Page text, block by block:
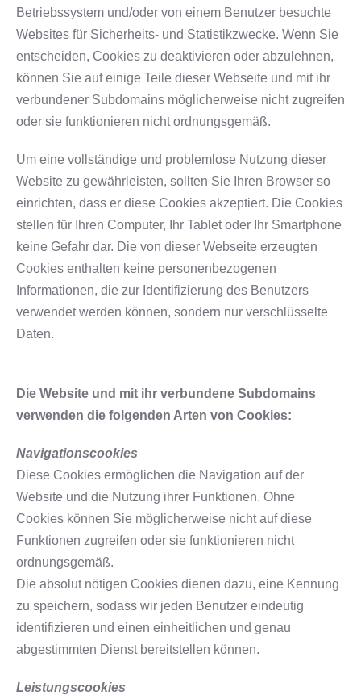
Betriebssystem und/oder von einem Benutzer besuchte
Websites für Sicherheits- und Statistikzwecke. Wenn Sie
entscheiden, Cookies zu deaktivieren oder abzulehnen,
können Sie auf einige Teile dieser Webseite und mit ihr
verbundener Subdomains möglicherweise nicht zugreifen
oder sie funktionieren nicht ordnungsgemäß.
Um eine vollständige und problemlose Nutzung dieser
Website zu gewährleisten, sollten Sie Ihren Browser so
einrichten, dass er diese Cookies akzeptiert. Die Cookies
stellen für Ihren Computer, Ihr Tablet oder Ihr Smartphone
keine Gefahr dar. Die von dieser Webseite erzeugten
Cookies enthalten keine personenbezogenen
Informationen, die zur Identifizierung des Benutzers
verwendet werden können, sondern nur verschlüsselte
Daten.
Die Website und mit ihr verbundene Subdomains
verwenden die folgenden Arten von Cookies:
Navigationscookies
Diese Cookies ermöglichen die Navigation auf der
Website und die Nutzung ihrer Funktionen. Ohne
Cookies können Sie möglicherweise nicht auf diese
Funktionen zugreifen oder sie funktionieren nicht
ordnungsgemäß.
Die absolut nötigen Cookies dienen dazu, eine Kennung
zu speichern, sodass wir jeden Benutzer eindeutig
identifizieren und einen einheitlichen und genau
abgestimmten Dienst bereitstellen können.
Leistungscookies